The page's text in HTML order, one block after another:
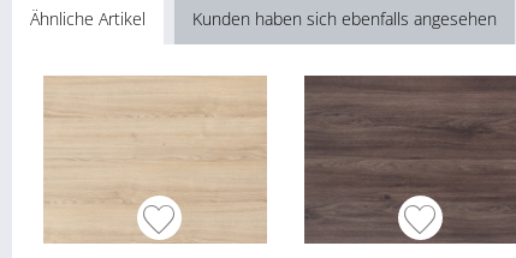
Ähnliche Artikel Kunden haben sich ebenfalls angesehen